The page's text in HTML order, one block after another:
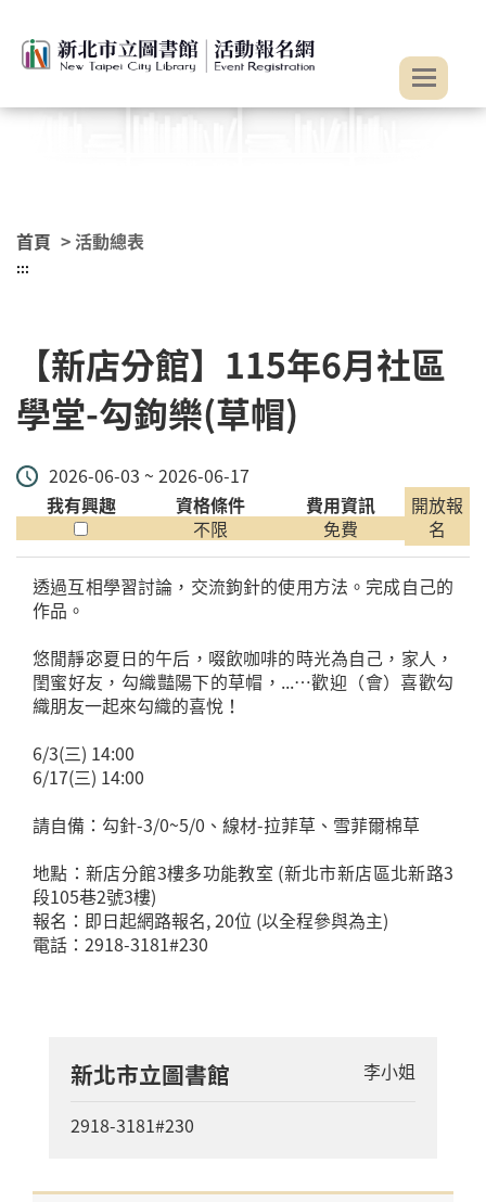
首頁 > 活動總表
:::
【新店分館】115年6月社區
學堂-勾鉤樂(草帽)
2026-06-03 ~ 2026-06-17
我有興趣
資格條件
不限
費用資訊
免費
開放報
名
透過互相學習討論，交流鉤針的使用方法。完成自己的
作品。
悠閒靜宓夏日的午后，啜飲咖啡的時光為自己，家人，
閨蜜好友，勾織豔陽下的草帽，...…歡迎（會）喜歡勾
織朋友一起來勾織的喜悅！
6/3(三) 14:00
6/17(三) 14:00
請自備：勾針-3/0~5/0、線材-拉菲草、雪菲爾棉草
地點：新店分館3樓多功能教室 (新北市新店區北新路3
段105巷2號3樓)
報名：即日起網路報名, 20位 (以全程參與為主)
電話：2918-3181#230
新北市立圖書館 李小姐
2918-3181#230